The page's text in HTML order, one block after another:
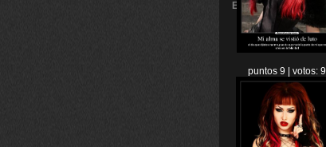
puntos 9 | votos: 9